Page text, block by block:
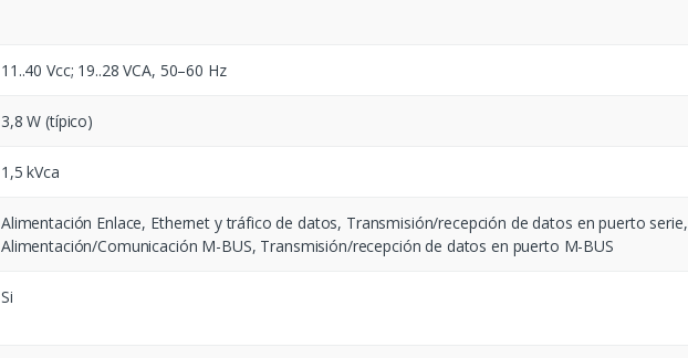
11..40 Vcc; 19..28 VCA, 50–60 Hz
3,8 W (típico)
1,5 kVca
Alimentación Enlace, Ethernet y tráfico de datos, Transmisión/recepción de datos en puerto serie,
Alimentación/Comunicación M-BUS, Transmisión/recepción de datos en puerto M-BUS
Si